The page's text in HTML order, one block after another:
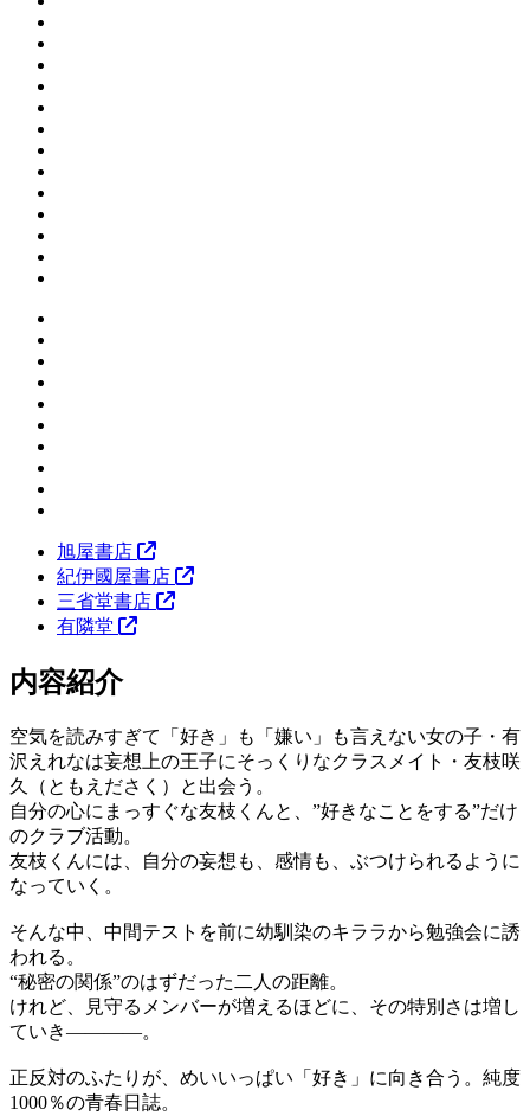
旭屋書店
紀伊國屋書店
三省堂書店
有隣堂
内容紹介
空気を読みすぎて「好き」も「嫌い」も言えない女の子・有
沢えれなは妄想上の王子にそっくりなクラスメイト・友枝咲
久（ともえださく）と出会う。
自分の心にまっすぐな友枝くんと、”好きなことをする”だけ
のクラブ活動。
友枝くんには、自分の妄想も、感情も、ぶつけられるように
なっていく。
そんな中、中間テストを前に幼馴染のキララから勉強会に誘
われる。
“秘密の関係”のはずだった二人の距離。
けれど、見守るメンバーが増えるほどに、その特別さは増し
ていき――――。
正反対のふたりが、めいいっぱい「好き」に向き合う。純度
1000％の青春日誌。